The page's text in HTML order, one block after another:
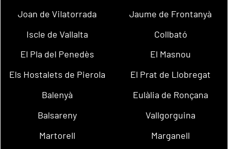
Joan de Vilatorrada
Jaume de Frontanyà
Iscle de Vallalta
Collbató
El Pla del Penedès
El Masnou
Els Hostalets de Pierola
El Prat de Llobregat
Balenyà
Eulàlia de Ronçana
Balsareny
Vallgorguina
Martorell
Marganell